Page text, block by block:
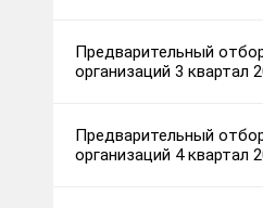
Предварительный
организаций 3 квартал
Предварительный
организаций 4 квартал